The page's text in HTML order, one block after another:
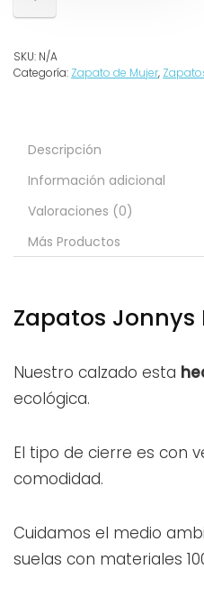
SKU: N/A
Categoría: Zapato de Mujer,
Descripción
Información adicional
Valoraciones (0)
Más Productos
Zapatos Jonnys
Nuestro calzado esta
ecológica.
El tipo de cierre es con
comodidad.
Cuidamos el medio
suelas con materiales